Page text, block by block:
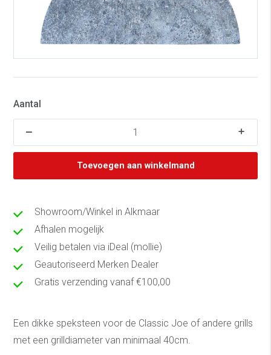
Aantal
Toevoegen aan winkelmand
Showroom/Winkel in Alkmaar
Afhalen mogelijk
Veilig betalen via iDeal (mollie)
Geautoriseerd Merken Dealer
Gratis verzending vanaf €100,00
Een dikke speksteen voor de Classic Joe of andere grills
met een grilldiameter van minimaal 40cm.